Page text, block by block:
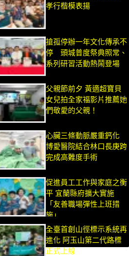
孝行楷模表揚
搶孤停辦一年文化傳承不
停 頭城普度祭典照常、
系列研習活動熱鬧登場
父親節前夕 黃適超寶貝
女兒拍全家福影片推薦她
們敬愛的父親！
心臟三條動脈嚴重鈣化
博愛醫院結合林口長庚跨
完成高難度手術
促進員工工作與家庭之衡
平 宜蘭縣府擴大實施
「友善職場彈性上班措
施」
全臺首創山徑標示系統再
進化 阿玉山第二代路標
正式上線